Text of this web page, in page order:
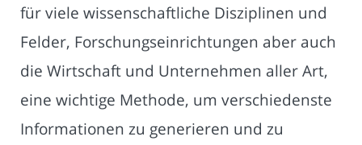
für viele wissenschaftliche Disziplinen und
Felder, Forschungseinrichtungen aber auch
die Wirtschaft und Unternehmen aller Art,
eine wichtige Methode, um verschiedenste
Informationen zu generieren und zu